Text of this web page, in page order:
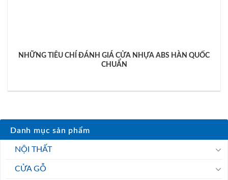
NHỮNG TIÊU CHÍ ĐÁNH GIÁ CỬA NHỰA ABS HÀN QUỐC
CHUẨN
Danh mục sản phẩm
NỘI THẤT
CỬA GỖ